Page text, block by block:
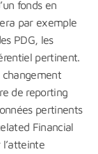
fonds en
par exemple
PDG, les
pertinent.
changement
de reporting
pertinents
Financial
l’atteinte